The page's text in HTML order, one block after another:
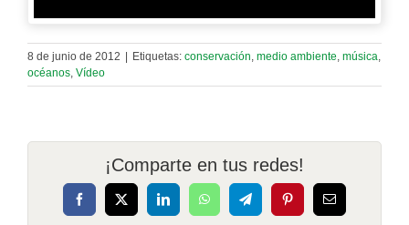
8 de junio de 2012 Etiquetas: conservación, medio ambiente, música,
océanos, Vídeo
¡Comparte en tus redes!
Facebook
X LinkedInWhatsAppTelegramPinterestCorreo
electrónico